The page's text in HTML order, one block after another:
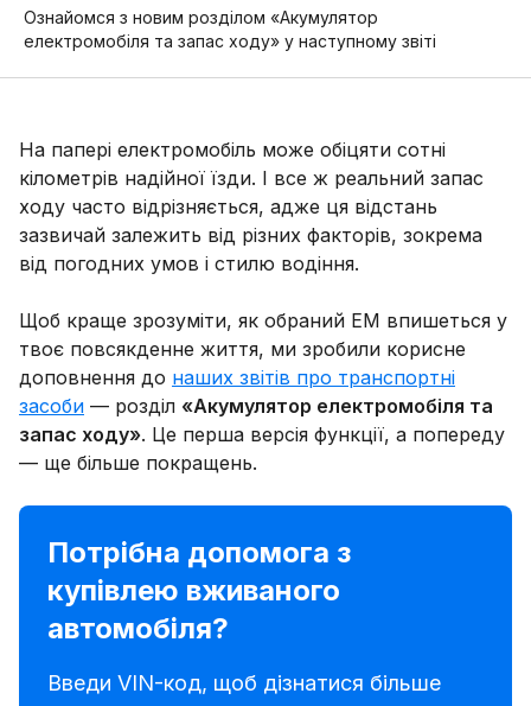
Ознайомся з новим розділом «Акумулятор
електромобіля та запас ходу» у наступному звіті
На папері електромобіль може обіцяти сотні
кілометрів надійної їзди. І все ж реальний запас
ходу часто відрізняється, адже ця відстань
зазвичай залежить від різних факторів, зокрема
від погодних умов і стилю водіння.
Щоб краще зрозуміти, як обраний ЕМ впишеться у
твоє повсякденне життя, ми зробили корисне
доповнення до наших звітів про транспортні
засоби — розділ «Акумулятор електромобіля та
запас ходу». Це перша версія функції, а попереду
— ще більше покращень.
Потрібна допомога з
купівлею вживаного
автомобіля?
Введи VIN-код, щоб дізнатися більше